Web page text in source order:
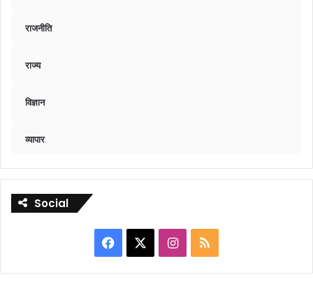
राजनीति
राज्य
विज्ञान
व्यापार
Social
Facebook Instagram
RSS